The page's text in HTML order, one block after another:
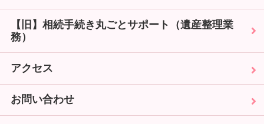
【旧】相続手続き丸ごとサポート（遺産整理業
務）
アクセス
お問い合わせ